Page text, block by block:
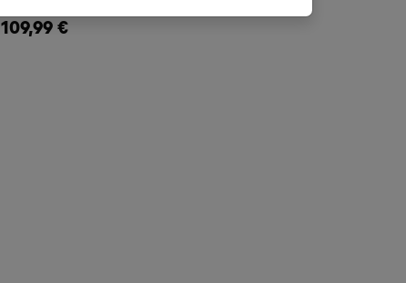
109,99 €